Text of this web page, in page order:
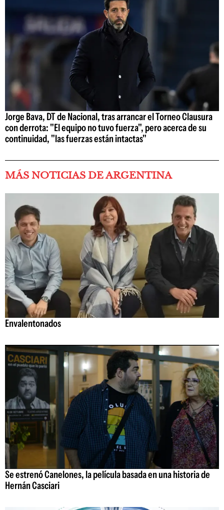
Jorge Bava, DT de Nacional, tras arrancar el Torneo Clausura
con derrota: "El equipo no tuvo fuerza", pero acerca de su
continuidad, "las fuerzas están intactas"
MÁS NOTICIAS DE ARGENTINA
Envalentonados
Se estrenó Canelones, la película basada en una historia de
Hernán Casciari